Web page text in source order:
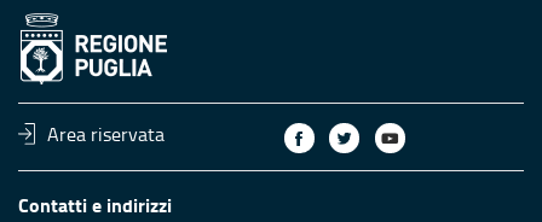
Area riservata
Contatti e indirizzi